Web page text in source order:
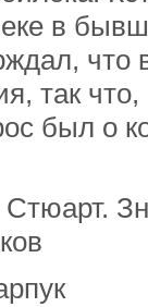
в
что
так
был о
Стюарт.